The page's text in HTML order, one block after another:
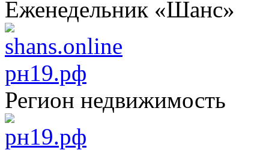
Еженедельник «Шанс»
рн19.рф
Регион недвижимость